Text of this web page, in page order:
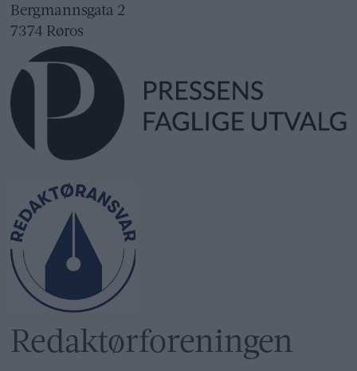
Bergmannsgata 2
7374 Røros
Redaktør­foreningen